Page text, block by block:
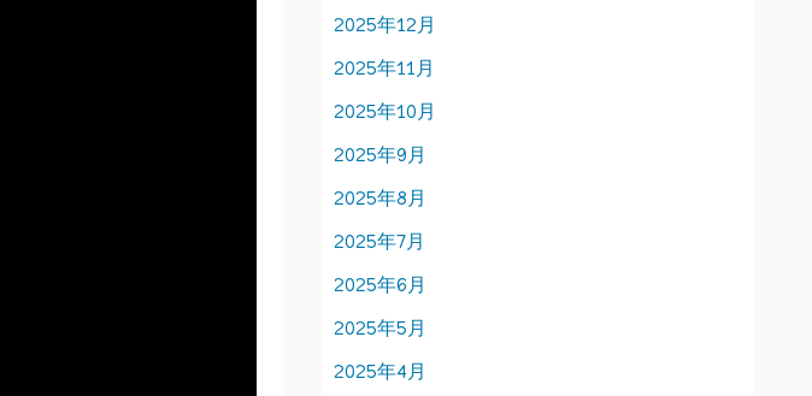
2025年12月
2025年11月
2025年10月
2025年9月
2025年8月
2025年7月
2025年6月
2025年5月
2025年4月